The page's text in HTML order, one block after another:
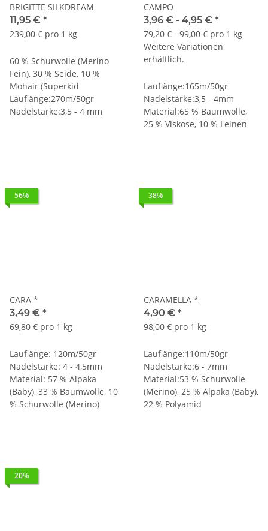
BRIGITTE SILKDREAM
11,95 € *
239,00 € pro 1 kg
60 % Schurwolle (Merino
Fein), 30 % Seide, 10 %
Mohair (Superkid
Lauflänge:270m/50gr
Nadelstärke:3,5 - 4 mm
CAMPO
3,96 € - 4,95 € *
79,20 € - 99,00 € pro 1 kg
Weitere Variationen
erhältlich.
Lauflänge:165m/50gr
Nadelstärke:3,5 - 4mm
Material:65 % Baumwolle,
25 % Viskose, 10 % Leinen
56%
CARA *
3,49 € *
69,80 € pro 1 kg
Lauflänge: 120m/50gr
Nadelstärke: 4 - 4,5mm
Material: 57 % Alpaka
(Baby), 33 % Baumwolle, 10
% Schurwolle (Merino)
38%
CARAMELLA *
4,90 € *
98,00 € pro 1 kg
Lauflänge:110m/50gr
Nadelstärke:6 - 7mm
Material:53 % Schurwolle
(Merino), 25 % Alpaka (Baby),
22 % Polyamid
20%